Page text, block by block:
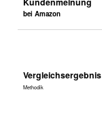
bei Amazon
Vergleichsergebnis
Methodik